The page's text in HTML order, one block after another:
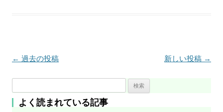
投
← 過去の投稿 新しい投稿 →
:
よく読まれている記事